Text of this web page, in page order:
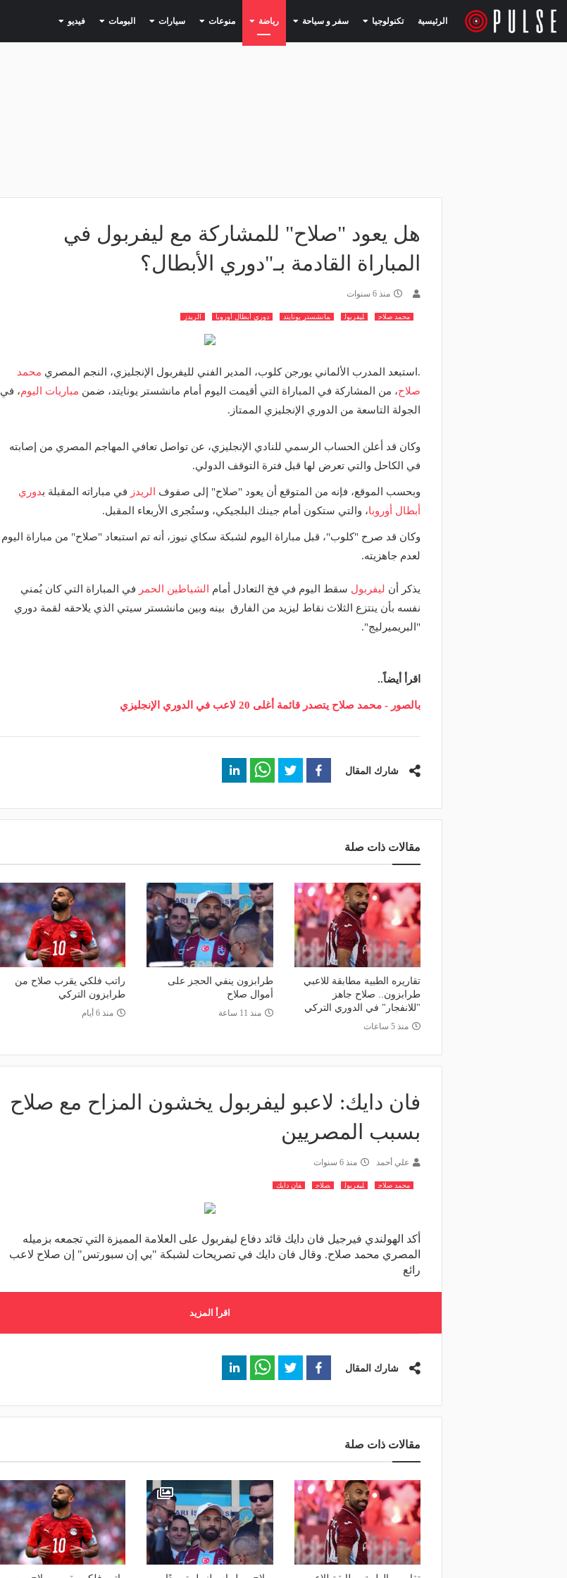
الرئيسية تكنولوجيا (current) سفر و سياحة (current) رياضة (current) منوعات (current) سيارات (current) البومات (current) فيديو (current)
هل يعود "صلاح" للمشاركة مع ليفربول في
المباراة القادمة بـ"دوري الأبطال؟
منذ 6 سنوات
محمد صلاح ليفربول مانشستر يونايتد دوري أبطال أوروبا الريدز
.استبعد المدرب الألماني يورجن كلوب، المدير الفني لليفربول الإنجليزي، النجم المصري محمد
صلاح، من المشاركة في المباراة التي أقيمت اليوم أمام مانشستر يونايتد، ضمن مباريات اليوم، في
الجولة التاسعة من الدوري الإنجليزي الممتاز.
وكان قد أعلن الحساب الرسمي للنادي الإنجليزي، عن تواصل تعافي المهاجم المصري من إصابته
في الكاحل والتي تعرض لها قبل فترة التوقف الدولي.
وبحسب الموقع، فإنه من المتوقع أن يعود "صلاح" إلى صفوف الريدز في مباراته المقبلة بدوري
أبطال أوروبا، والتي ستكون أمام جينك البلجيكي، وستُجرى الأربعاء المقبل.
وكان قد صرح "كلوب"، قبل مباراة اليوم لشبكة سكاي نيوز، أنه تم استبعاد "صلاح" من مباراة اليوم
لعدم جاهزيته.
يذكر أن ليفربول سقط اليوم في فخ التعادل أمام الشياطين الحمر في المباراة التي كان يُمني
نفسه بأن ينتزع الثلاث نقاط ليزيد من الفارق بينه وبين مانشستر سيتي الذي يلاحقه لقمة دوري
"البريميرليج".
اقرأ أيضاً..
بالصور - محمد صلاح يتصدر قائمة أغلى 20 لاعب في الدوري الإنجليزي
شارك المقال
مقالات ذات صلة
تقاريره الطبية مطابقة للاعبي
طرابزون.. صلاح جاهز
"للانفجار" في الدوري التركي
منذ 5 ساعات
طرابزون ينفي الحجز على
أموال صلاح
منذ 11 ساعة
راتب فلكي يقرب صلاح من
طرابزون التركي
منذ 6 أيام
فان دايك: لاعبو ليفربول يخشون المزاح مع صلاح
بسبب المصريين
علي أحمد منذ 6 سنوات
محمد صلاح ليفربول صلاح فان دايك
أكد الهولندي فيرجيل فان دايك قائد دفاع ليفربول على العلامة المميزة التي تجمعه بزميله
المصري محمد صلاح. وقال فان دايك في تصريحات لشبكة "بي إن سبورتس" إن صلاح لاعب
رائع
اقرأ المزيد
شارك المقال
مقالات ذات صلة
عرض برشلونة بشأن رودري
منذ يوم
رمضان
والقنوات الناقلة.. دليلك لمتابعة